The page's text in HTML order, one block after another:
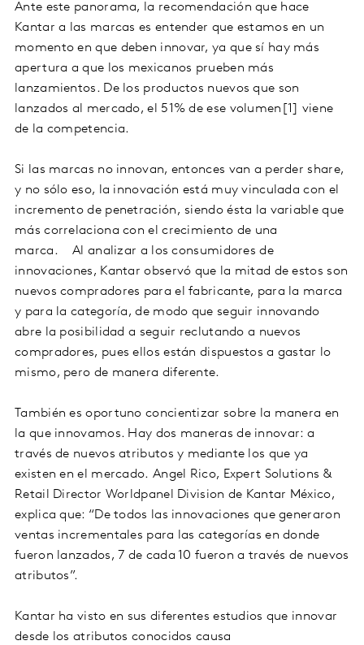
Ante este panorama, la recomendación que hace
Kantar a las marcas es entender que estamos en un
momento en que deben innovar, ya que sí hay más
apertura a que los mexicanos prueben más
lanzamientos. De los productos nuevos que son
lanzados al mercado, el 51% de ese volumen[1] viene
de la competencia.
Si las marcas no innovan, entonces van a perder share,
y no sólo eso, la innovación está muy vinculada con el
incremento de penetración, siendo ésta la variable que
más correlaciona con el crecimiento de una
marca. Al analizar a los consumidores de
innovaciones, Kantar observó que la mitad de estos son
nuevos compradores para el fabricante, para la marca
y para la categoría, de modo que seguir innovando
abre la posibilidad a seguir reclutando a nuevos
compradores, pues ellos están dispuestos a gastar lo
mismo, pero de manera diferente.
También es oportuno concientizar sobre la manera en
la que innovamos. Hay dos maneras de innovar: a
través de nuevos atributos y mediante los que ya
existen en el mercado. Angel Rico, Expert Solutions &
Retail Director Worldpanel Division de Kantar México,
explica que: “De todos las innovaciones que generaron
ventas incrementales para las categorías en donde
fueron lanzados, 7 de cada 10 fueron a través de nuevos
atributos”.
Kantar ha visto en sus diferentes estudios que innovar
desde los atributos conocidos causa